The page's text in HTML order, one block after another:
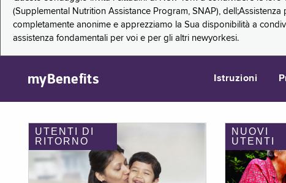
(Supplemental Nutrition Assistance Program, SNAP),
completamente anonime e apprezziamo la Sua disponibilità a
assistenza fondamentali per voi e per gli altri newyorkesi.
myBenefits Istruzioni
UTENTI DI
RITORNO
NUOVI
UTENTI